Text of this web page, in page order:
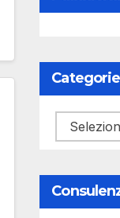
Categorie
Categorie